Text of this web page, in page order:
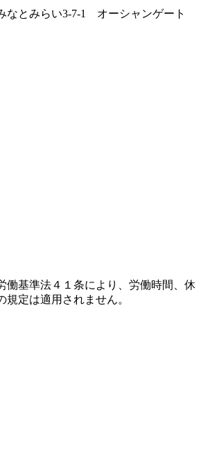
なとみらい3-7-1 オーシャンゲート
働基準法４１条により、労働時間、休
定は適用されません。